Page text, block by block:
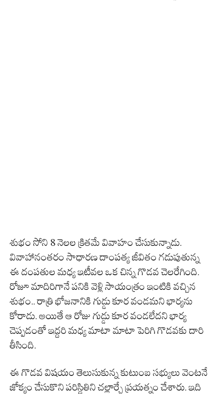
శుభం సోని 8 నెలల క్రితమే వివాహం చేసుకున్నాడు.
వివాహానంతరం సాధారణ దాంపత్య జీవితం గడుపుతున్న
ఈ దంపతుల మధ్య ఇటీవల ఒక చిన్న గొడవ చెలరేగింది.
రోజూ మాదిరిగానే పనికి వెళ్లి సాయంత్రం ఇంటికి వచ్చిన
శుభం.. రాత్రి భోజనానికి గుడ్డు కూర వండమని భార్యను
కోరాడు. అయితే ఆ రోజు గుడ్డు కూర వండలేదని భార్య
చెప్పడంతో ఇద్దరి మధ్య మాటా మాటా పెరిగి గొడవకు దారి
తీసింది.
ఈ గొడవ విషయం తెలుసుకున్న కుటుంబ సభ్యులు వెంటనే
జోక్యం చేసుకొని పరిస్థితిని చల్లార్చే ప్రయత్నం చేశారు. ఇది